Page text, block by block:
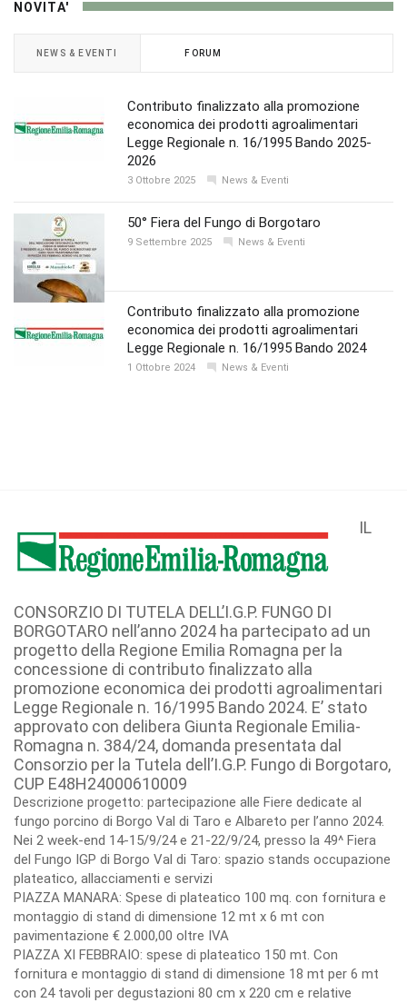
NOVITA'
NEWS & EVENTI FORUM
Contributo finalizzato alla promozione
economica dei prodotti agroalimentari
Legge Regionale n. 16/1995 Bando 2025-
2026
3 Ottobre 2025 News & Eventi
50° Fiera del Fungo di Borgotaro
9 Settembre 2025 News & Eventi
Contributo finalizzato alla promozione
economica dei prodotti agroalimentari
Legge Regionale n. 16/1995 Bando 2024
1 Ottobre 2024 News & Eventi
IL
CONSORZIO DI TUTELA DELL’I.G.P. FUNGO DI
BORGOTARO nell’anno 2024 ha partecipato ad un
progetto della Regione Emilia Romagna per la
concessione di contributo finalizzato alla
promozione economica dei prodotti agroalimentari
Legge Regionale n. 16/1995 Bando 2024. E’ stato
approvato con delibera Giunta Regionale Emilia-
Romagna n. 384/24, domanda presentata dal
Consorzio per la Tutela dell’I.G.P. Fungo di Borgotaro,
CUP E48H24000610009
Descrizione progetto: partecipazione alle Fiere dedicate al
fungo porcino di Borgo Val di Taro e Albareto per l’anno 2024.
Nei 2 week-end 14-15/9/24 e 21-22/9/24, presso la 49^ Fiera
del Fungo IGP di Borgo Val di Taro: spazio stands occupazione
plateatico, allacciamenti e servizi
PIAZZA MANARA: Spese di plateatico 100 mq. con fornitura e
montaggio di stand di dimensione 12 mt x 6 mt con
pavimentazione € 2.000,00 oltre IVA
PIAZZA XI FEBBRAIO: spese di plateatico 150 mt. Con
fornitura e montaggio di stand di dimensione 18 mt per 6 mt
con 24 tavoli per degustazioni 80 cm x 220 cm e relative